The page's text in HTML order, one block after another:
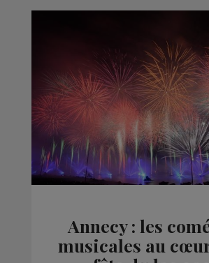
Annecy : les
musicales au